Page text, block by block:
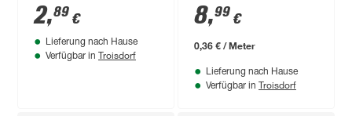
2,89 €
Lieferung nach Hause
Verfügbar in Troisdorf
transparent 48 mm x
25 m
8,99 €
0,36 € / Meter
Lieferung nach Hause
Verfügbar in Troisdorf